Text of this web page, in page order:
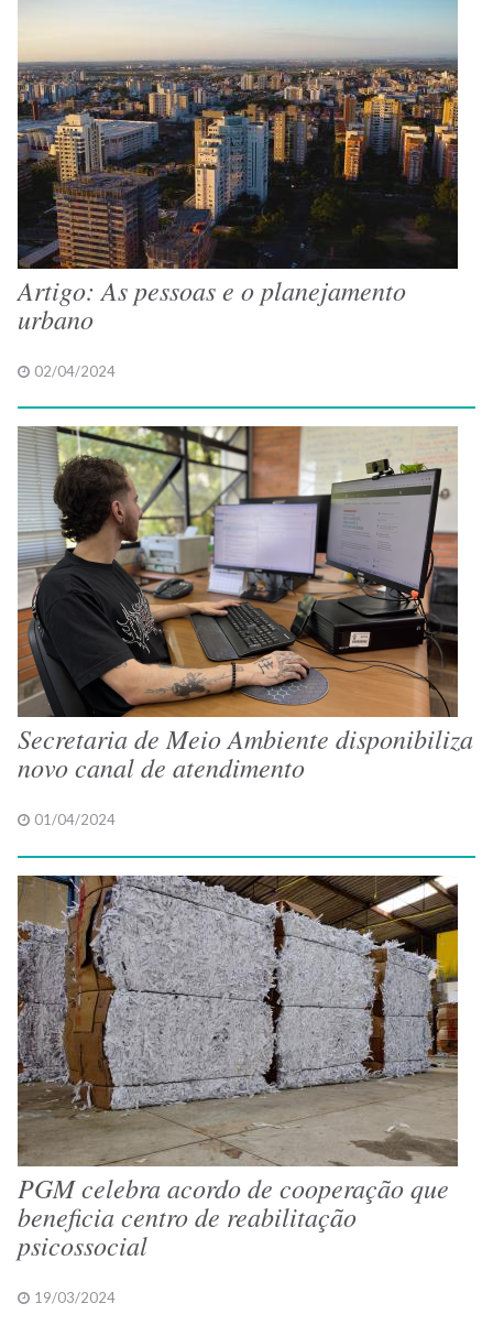
Artigo: As pessoas e o planejamento
urbano
02/04/2024
Secretaria de Meio Ambiente disponibiliza
novo canal de atendimento
01/04/2024
PGM celebra acordo de cooperação que
beneficia centro de reabilitação
psicossocial
19/03/2024